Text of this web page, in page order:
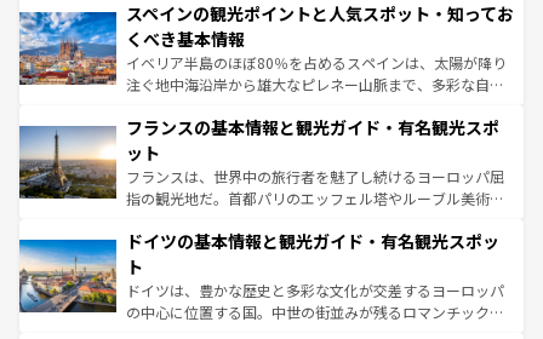
ろん、トスカーナの美しい田園風景やアマルフィ海岸の絶
景など、自然景観も見逃せない。観光の合間には、本場の
ピザやパスタなど、絶品のイタリア料理を堪能することも
できる。朝目覚めてから夜眠るまで、すべての瞬間を楽し
なお、新着のイタリア情報はコンテンツ一覧を参照してほ
しい。
スペインの観光ポイントと人気スポット・知ってお
くべき基本情報
イベリア半島のほぼ80％を占めるスペインは、太陽が降り
注ぐ地中海沿岸から雄大なピレネー山脈まで、多彩な自然
文化が根付くこの国では、情熱的なフラメンコ、熱気あふ
れる闘牛、そして美味しいタパスが生活の一部となってい
る。首都マドリードの洗練された雰囲気や、バルセロナの
アートに溢れた街角から、地方では古代ローマ遺跡や中世
せる。地方によって風土や気候が異なるスペインはその個
ンテンツ一覧 を参照してほしい。
フランスの基本情報と観光ガイド・有名観光スポ
ット
フランスは、世界中の旅行者を魅了し続けるヨーロッパ屈
指の観光地だ。首都パリのエッフェル塔やルーブル美術館
で、幅広い魅力が詰まっている。華麗な宮殿、歴史的な大
聖堂、美しいビーチ、そして豊かな自然が、訪れる者を心
から魅了する。また、フランスは美食の国としても知ら
れ、フランス料理はユネスコ無形文化遺産にも登録されて
ドイツの基本情報と観光ガイド・有名観光スポッ
ト
ドイツは、豊かな歴史と多彩な文化が交差するヨーロッパ
の中心に位置する国。中世の街並みが残るロマンチック街